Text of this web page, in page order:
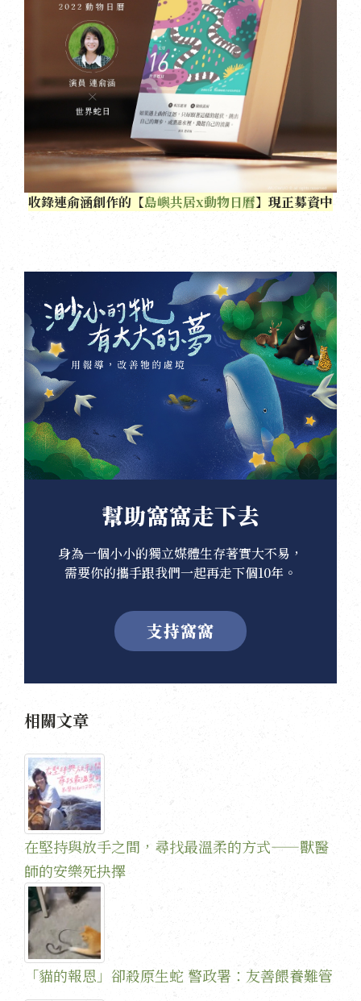
收錄連俞涵創作的【島嶼共居x動物日曆】現正募資中
幫助窩窩走下去
身為一個小小的獨立媒體生存著實大不易，
需要你的攜手跟我們一起再走下個10年。
支持窩窩
相關文章
在堅持與放手之間，尋找最溫柔的方式——獸醫
師的安樂死抉擇
「貓的報恩」卻殺原生蛇 警政署：友善餵養難管